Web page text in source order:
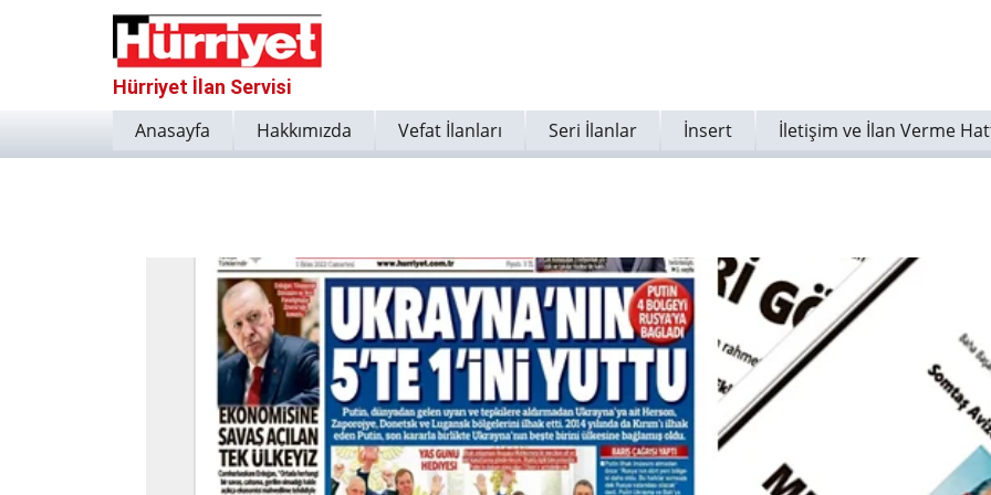
Hürriyet İlan Servisi
Anasayfa Hakkımızda Vefat İlanları Seri İlanlar İnsert İletişim ve İlan Verme